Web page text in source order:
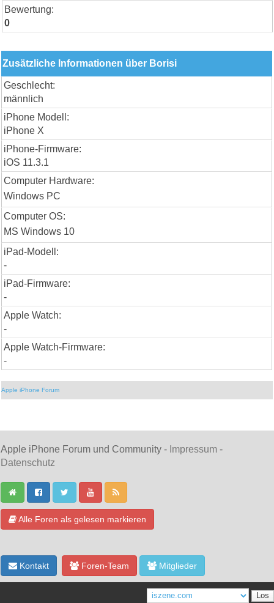
Bewertung:
0
Zusätzliche Informationen über Borisi
Geschlecht:
männlich
iPhone Modell:
iPhone X
iPhone-Firmware:
iOS 11.3.1
Computer Hardware:
Windows PC
Computer OS:
MS Windows 10
iPad-Modell:
-
iPad-Firmware:
-
Apple Watch:
-
Apple Watch-Firmware:
-
Apple iPhone Forum
Apple iPhone Forum und Community - Impressum -
Datenschutz
Alle Foren als gelesen markieren
Kontakt Foren-Team Mitglieder